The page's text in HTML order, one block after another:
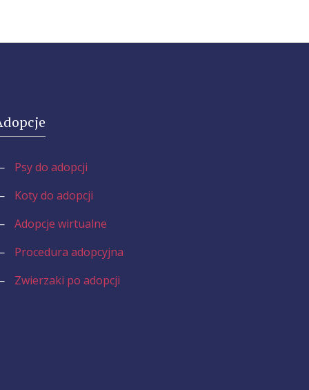
Psy do adopcji
Koty do adopcji
Adopcje wirtualne
Procedura adopcyjna
Zwierzaki po adopcji